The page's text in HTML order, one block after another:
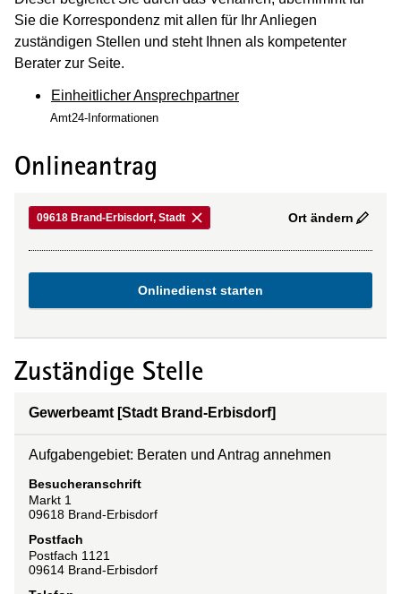
Sie die Korrespondenz mit allen für Ihr Anliegen
zuständigen Stellen und steht Ihnen als kompetenter
Berater zur Seite.
Einheitlicher Ansprechpartner
Amt24-Informationen
Onlineantrag
09618 Brand-Erbisdorf, Stadt Ort ändern
Onlinedienst starten
Zuständige Stelle
Gewerbeamt [Stadt Brand-Erbisdorf]
Aufgabengebiet: Beraten und Antrag annehmen
Besucheranschrift
Markt 1
09618 Brand-Erbisdorf
Postfach
Postfach 1121
09614 Brand-Erbisdorf